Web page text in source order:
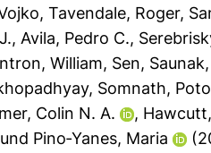
, Tavendale, Roger,
, Avila, Pedro C.,
William, Sen, Saunak
Somnath,
Colin N. A. ,
und Pino‐Yanes, Maria